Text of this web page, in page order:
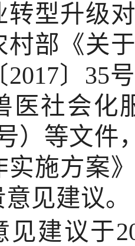
转型升级
村部《关
2017〕
医社会化
号）等文
实施方案
见建议。
见建议于